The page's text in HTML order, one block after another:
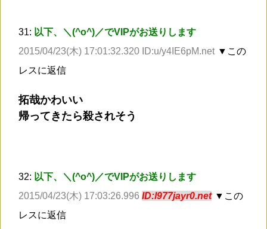
31: 以下、＼(^o^)／でVIPがお送りします
2015/04/23(木) 17:01:32.320 ID:u/y4IE6pM.net ▼この
レスに返信
拓哉かわいい
帰ってきたら殺されそう
32: 以下、＼(^o^)／でVIPがお送りします
2015/04/23(木) 17:03:26.996 ID:l977jayr0.net ▼この
レスに返信